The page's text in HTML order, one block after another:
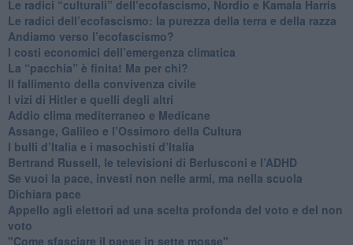
​Le radici “culturali” dell’ecofascismo, Nordio e Kamala Harris
Le radici dell’ecofascismo: la purezza della terra e della razza
Andiamo verso l’ecofascismo?
I costi economici dell’emergenza climatica
​La “pacchia” è finita! Ma per chi?
​Il fallimento della convivenza civile
​I vizi di Hitler e quelli degli altri
Addio clima mediterraneo e Medicane
​Assange, Galileo e l’Ossimoro della Cultura
​I bulli d’Italia e i masochisti d’Italia
​Bertrand Russell, le televisioni di Berlusconi e l’ADHD
​Se vuoi la pace, investi non nelle armi, ma nella scuola
​Dichiara pace
​Appello agli elettori ad una scelta profonda del voto e del non
voto
"Come sfasciare il paese in sette mosse"